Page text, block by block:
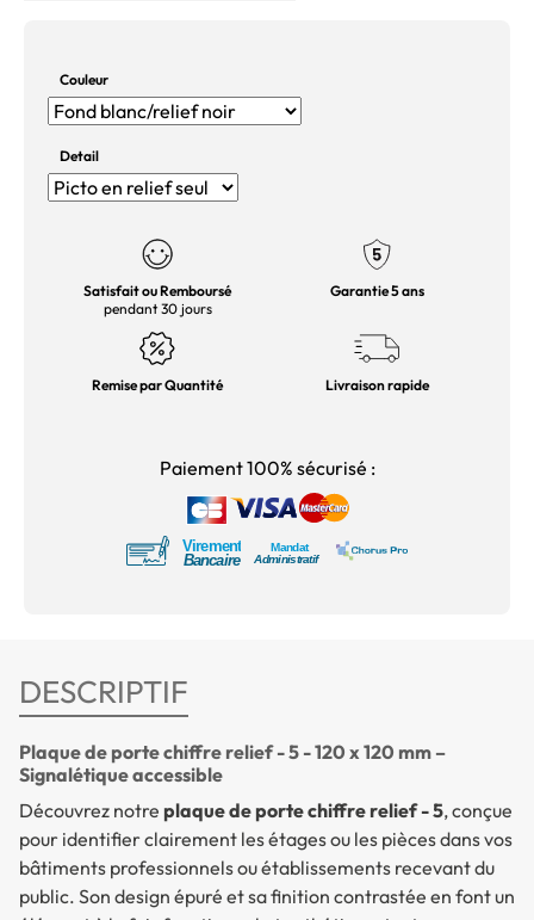
Couleur
Detail
Satisfait ou Remboursé
pendant 30 jours
Garantie 5 ans
Remise par Quantité Livraison rapide
Paiement 100% sécurisé :
DESCRIPTIF
Plaque de porte chiffre relief - 5 - 120 x 120 mm –
Signalétique accessible
Découvrez notre plaque de porte chiffre relief - 5, conçue
pour identifier clairement les étages ou les pièces dans vos
bâtiments professionnels ou établissements recevant du
public. Son design épuré et sa finition contrastée en font un